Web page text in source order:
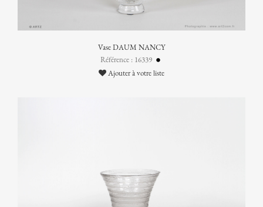
Vase DAUM NANCY
Référence : 16339
Ajouter à votre liste